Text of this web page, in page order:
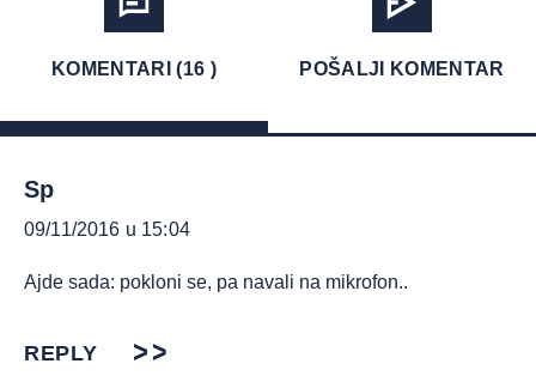
KOMENTARI (16 ) POŠALJI KOMENTAR
Sp
09/11/2016 u 15:04
Ajde sada: pokloni se, pa navali na mikrofon..
REPLY